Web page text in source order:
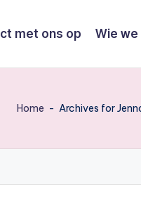
met ons op Wie we
Home - Archives for